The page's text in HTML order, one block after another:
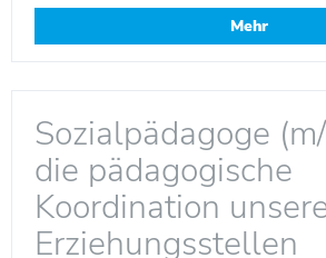
Mehr
Sozialpädagoge
die pädagogische
Koordination
Erziehungsstellen